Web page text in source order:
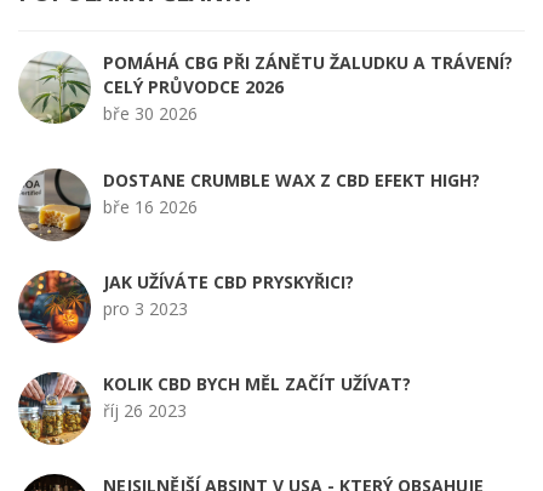
POMÁHÁ CBG PŘI ZÁNĚTU ŽALUDKU A TRÁVENÍ?
CELÝ PRŮVODCE 2026
bře 30 2026
DOSTANE CRUMBLE WAX Z CBD EFEKT HIGH?
bře 16 2026
JAK UŽÍVÁTE CBD PRYSKYŘICI?
pro 3 2023
KOLIK CBD BYCH MĚL ZAČÍT UŽÍVAT?
říj 26 2023
NEJSILNĚJŠÍ ABSINT V USA - KTERÝ OBSAHUJE